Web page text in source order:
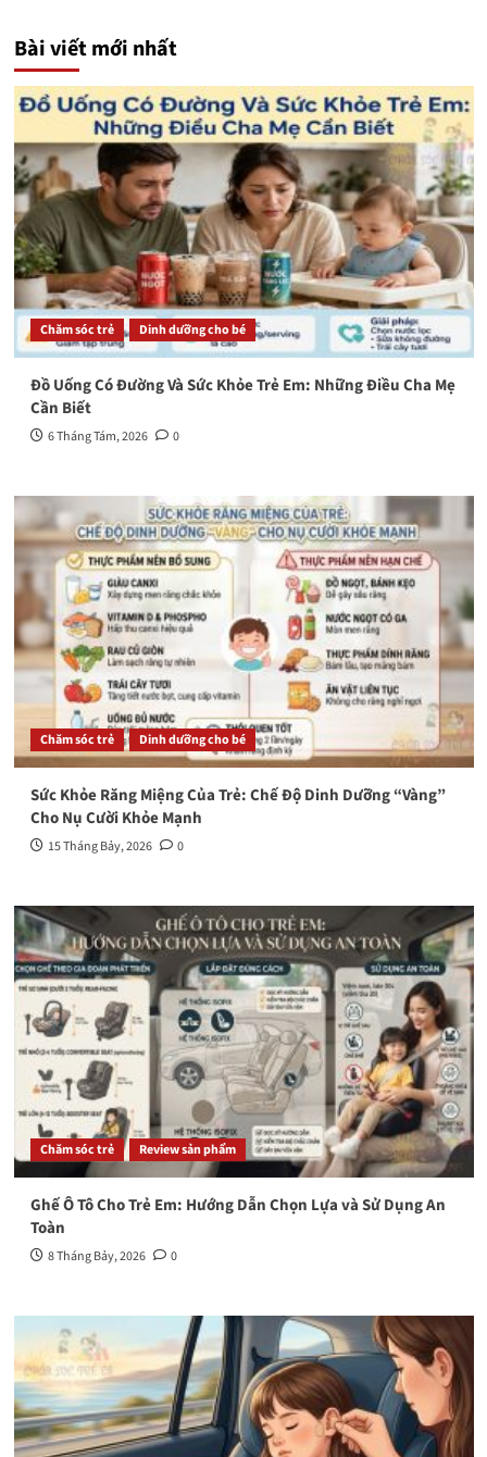
Bài viết mới nhất
Chăm sóc trẻ Dinh dưỡng cho bé
Đồ Uống Có Đường Và Sức Khỏe Trẻ Em: Những Điều Cha Mẹ
Cần Biết
6 Tháng Tám, 2026 0
Chăm sóc trẻ Dinh dưỡng cho bé
Sức Khỏe Răng Miệng Của Trẻ: Chế Độ Dinh Dưỡng “Vàng”
Cho Nụ Cười Khỏe Mạnh
15 Tháng Bảy, 2026 0
Chăm sóc trẻ Review sản phẩm
Ghế Ô Tô Cho Trẻ Em: Hướng Dẫn Chọn Lựa và Sử Dụng An
Toàn
8 Tháng Bảy, 2026 0